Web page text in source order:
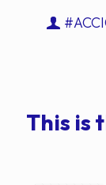
This is